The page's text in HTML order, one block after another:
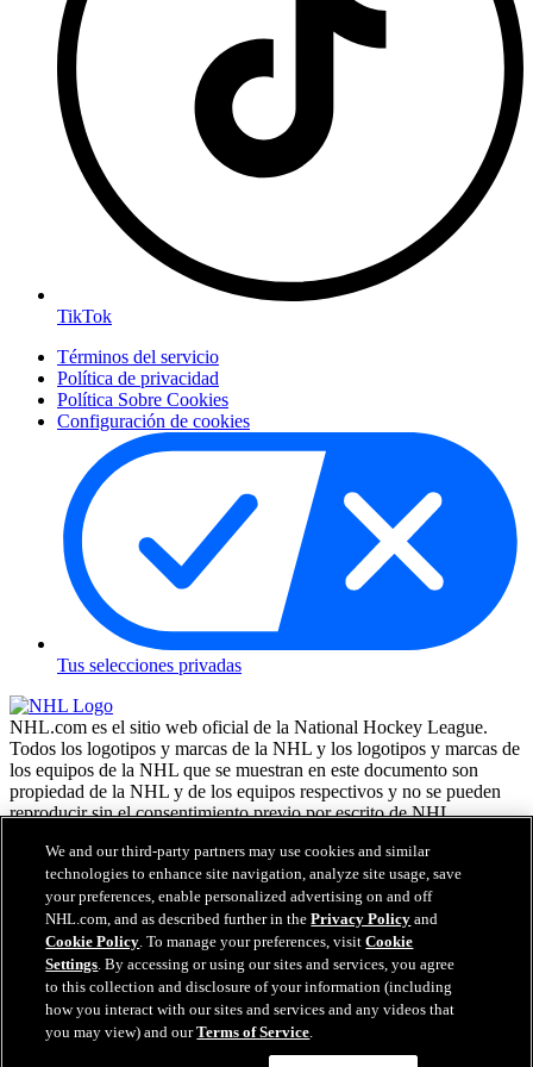
TikTok
Términos del servicio
Política de privacidad
Política Sobre Cookies
Configuración de cookies
Tus selecciones privadas
NHL.com es el sitio web oficial de la National Hockey League.
Todos los logotipos y marcas de la NHL y los logotipos y marcas de
los equipos de la NHL que se muestran en este documento son
propiedad de la NHL y de los equipos respectivos y no se pueden
reproducir sin el consentimiento previo por escrito de NHL
las camisetas de los equipos de la NHL, personalizadas con los
nombres y números de los jugadores, tienen licencia oficial de la
NHL y la NHLPA. La marca denominativa Zamboni y la
configuración de la máquina reparadora de hielo Zamboni son
marcas comerciales registradas de Frank J. Zamboni & Co., Inc. (c)
Frank J. Zamboni & Co., Inc. 2026. Todos los derechos reservados.
Cualquier otra marca comercial o copyright de terceros, es
propiedad de sus respectivos dueños. Reservados todos los
derechos.
We and our third-party partners may use cookies and similar
technologies to enhance site navigation, analyze site usage, save
your preferences, enable personalized advertising on and off
NHL.com, and as described further in thePrivacy Policy and
Cookie Policy. To manage your preferences, visitCookie
Settings. By accessing or using our sites and services, you agree
to this collection and disclosure of your information (including
how you interact with our sites and services and any videos that
you may view) and ourTerms of Service.